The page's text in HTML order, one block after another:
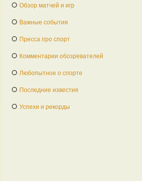
Обзор матчей и игр
Важные события
Пресса про спорт
Комментарии обозревателей
Любопытное о спорте
Последние известия
Успехи и рекорды